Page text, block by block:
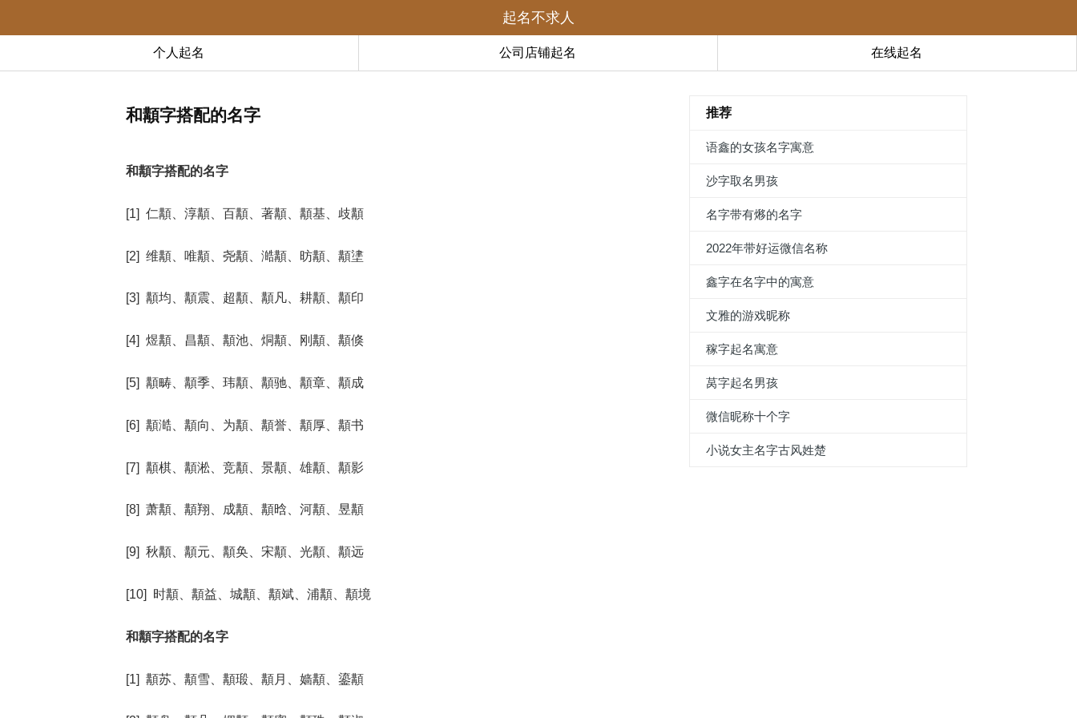
起名不求人
个人起名 公司店铺起名 在线起名
和顜字搭配的名字
和顜字搭配的名字
[1] 仁顜、淳顜、百顜、著顜、顜基、歧顜
[2] 维顜、唯顜、尧顜、澔顜、昉顜、顜堻
[3] 顜均、顜震、超顜、顜凡、耕顜、顜印
[4] 煜顜、昌顜、顜池、烔顜、刚顜、顜倏
[5] 顜畴、顜季、玮顜、顜驰、顜章、顜成
[6] 顜澔、顜向、为顜、顜誉、顜厚、顜书
[7] 顜棋、顜淞、竞顜、景顜、雄顜、顜影
[8] 萧顜、顜翔、成顜、顜晗、河顜、昱顜
[9] 秋顜、顜元、顜奂、宋顜、光顜、顜远
[10] 时顜、顜益、城顜、顜斌、浦顜、顜境
和顜字搭配的名字
[1] 顜苏、顜雪、顜瑖、顜月、嫱顜、鎏顜
推荐
语鑫的女孩名字寓意
沙字取名男孩
名字带有熪的名字
2022年带好运微信名称
鑫字在名字中的寓意
文雅的游戏昵称
稼字起名寓意
莴字起名男孩
微信昵称十个字
小说女主名字古风姓楚